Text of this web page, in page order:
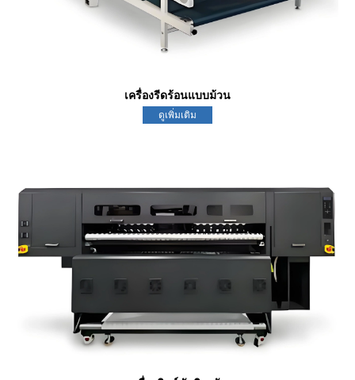
เครื่องรีดร้อนแบบม้วน
ดูเพิ่มเติม